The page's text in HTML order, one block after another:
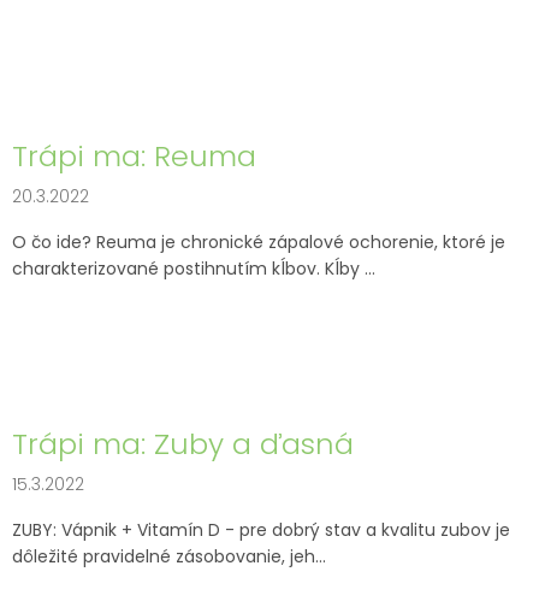
Trápi ma: Reuma
20.3.2022
O čo ide? Reuma je chronické zápalové ochorenie, ktoré je
charakterizované postihnutím kĺbov. Kĺby ...
Trápi ma: Zuby a ďasná
15.3.2022
ZUBY: Vápnik + Vitamín D - pre dobrý stav a kvalitu zubov je
dôležité pravidelné zásobovanie, jeh...